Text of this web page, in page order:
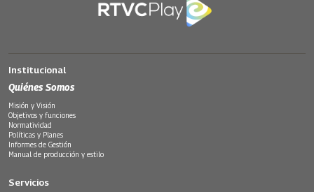
Institucional
Quiénes Somos
Misión y Visión
Objetivos y funciones
Normatividad
Políticas y Planes
Informes de Gestión
Manual de producción y estilo
Servicios